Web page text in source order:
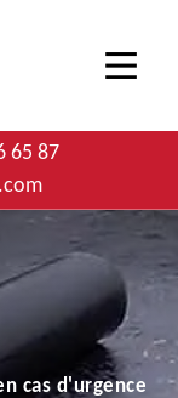
65 87
cas d'urgence